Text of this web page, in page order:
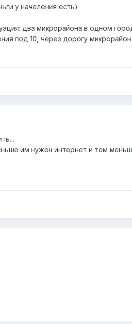
у начеления есть)
два микрорайона в одном
под 10, через дорогу
им нужен интернет и тем